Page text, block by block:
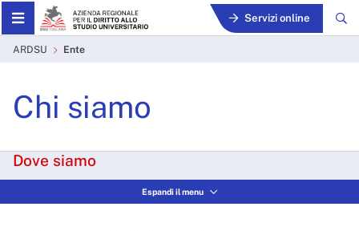
Skip to Main Content Servizi online
Ente - ARDSU
ARDSU Ente
Chi siamo
Dove siamo
Viale Gramsci, 36
Espandi il menu